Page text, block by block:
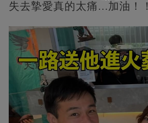
失去摯愛真的太痛...加油！！